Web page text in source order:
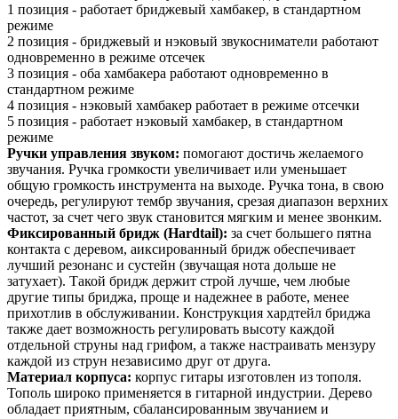
1 позиция - работает бриджевый хамбакер, в стандартном
режиме
2 позиция - бриджевый и нэковый звукосниматели работают
одновременно в режиме отсечек
3 позиция - оба хамбакера работают одновременно в
стандартном режиме
4 позиция - нэковый хамбакер работает в режиме отсечки
5 позиция - работает нэковый хамбакер, в стандартном
режиме
Ручки управления звуком: помогают достичь желаемого
звучания. Ручка громкости увеличивает или уменьшает
общую громкость инструмента на выходе. Ручка тона, в свою
очередь, регулируют тембр звучания, срезая диапазон верхних
частот, за счет чего звук становится мягким и менее звонким.
Фиксированный бридж (Hardtail): за счет большего пятна
контакта с деревом, aиксированный бридж обеспечивает
лучший резонанс и сустейн (звучащая нота дольше не
затухает). Такой бридж держит строй лучше, чем любые
другие типы бриджа, проще и надежнее в работе, менее
прихотлив в обслуживании. Конструкция хардтейл бриджа
также дает возможность регулировать высоту каждой
отдельной струны над грифом, а также настраивать мензуру
каждой из струн независимо друг от друга.
Материал корпуса: корпус гитары изготовлен из тополя.
Тополь широко применяется в гитарной индустрии. Дерево
обладает приятным, сбалансированным звучанием и